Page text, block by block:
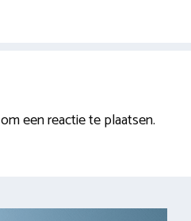
om een reactie te plaatsen.